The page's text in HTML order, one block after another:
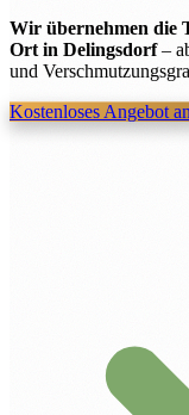
Wir übernehmen die
Ort in Delingsdorf–
und
Kostenloses Angebot